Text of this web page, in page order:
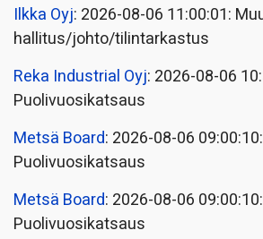
Ilkka Oyj: 2026-08-06 11:00:01:
hallitus/johto/tilintarkastus
Reka Industrial Oyj: 2026-08-06
Puolivuosikatsaus
Metsä Board: 2026-08-06 09:00:10:
Puolivuosikatsaus
Metsä Board: 2026-08-06 09:00:10:
Puolivuosikatsaus